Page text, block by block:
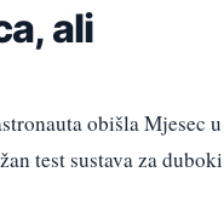
ali
obišla Mjesec u
test sustava za duboki